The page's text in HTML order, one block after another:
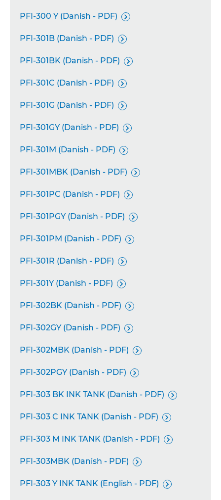
PFI-300 Y (Danish - PDF) 
PFI-301B (Danish - PDF) 
PFI-301BK (Danish - PDF) 
PFI-301C (Danish - PDF) 
PFI-301G (Danish - PDF) 
PFI-301GY (Danish - PDF) 
PFI-301M (Danish - PDF) 
PFI-301MBK (Danish - PDF) 
PFI-301PC (Danish - PDF) 
PFI-301PGY (Danish - PDF) 
PFI-301PM (Danish - PDF) 
PFI-301R (Danish - PDF) 
PFI-301Y (Danish - PDF) 
PFI-302BK (Danish - PDF) 
PFI-302GY (Danish - PDF) 
PFI-302MBK (Danish - PDF) 
PFI-302PGY (Danish - PDF) 
PFI-303 BK INK TANK (Danish - PDF) 
PFI-303 C INK TANK (Danish - PDF) 
PFI-303 M INK TANK (Danish - PDF) 
PFI-303MBK (Danish - PDF) 
PFI-303 Y INK TANK (English - PDF) 